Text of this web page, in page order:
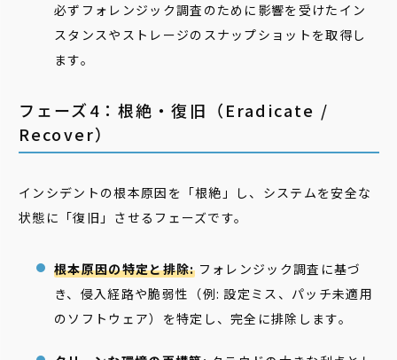
必ずフォレンジック調査のために影響を受けたイン
スタンスやストレージのスナップショットを取得し
ます。
フェーズ4：根絶・復旧（Eradicate /
Recover）
インシデントの根本原因を「根絶」し、システムを安全な
状態に「復旧」させるフェーズです。
根本原因の特定と排除:フォレンジック調査に基づ
き、侵入経路や脆弱性（例: 設定ミス、パッチ未適用
のソフトウェア）を特定し、完全に排除します。